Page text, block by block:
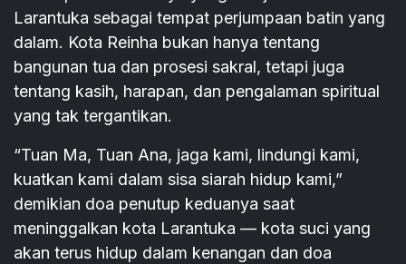
Larantuka sebagai tempat perjumpaan batin yang
dalam. Kota Reinha bukan hanya tentang
bangunan tua dan prosesi sakral, tetapi juga
tentang kasih, harapan, dan pengalaman spiritual
yang tak tergantikan.
“Tuan Ma, Tuan Ana, jaga kami, lindungi kami,
kuatkan kami dalam sisa siarah hidup kami,”
demikian doa penutup keduanya saat
meninggalkan kota Larantuka — kota suci yang
akan terus hidup dalam kenangan dan doa